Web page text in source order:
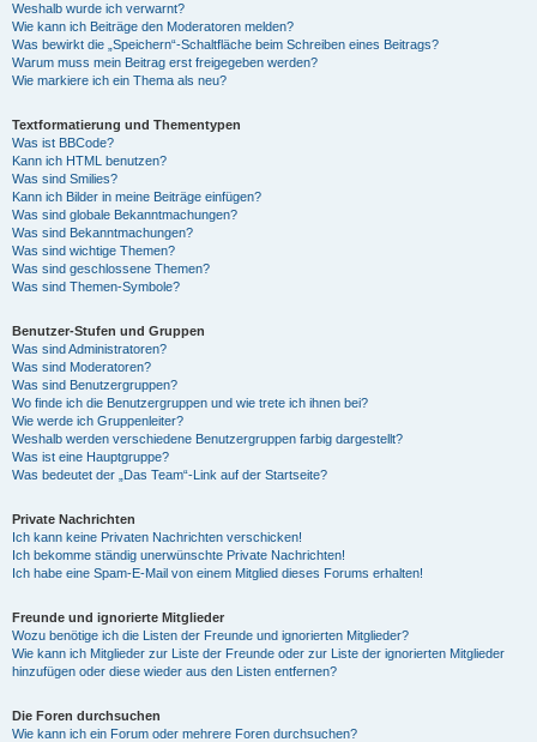
Weshalb wurde ich verwarnt?
Wie kann ich Beiträge den Moderatoren melden?
Was bewirkt die „Speichern“-Schaltfläche beim Schreiben eines Beitrags?
Warum muss mein Beitrag erst freigegeben werden?
Wie markiere ich ein Thema als neu?
Textformatierung und Thementypen
Was ist BBCode?
Kann ich HTML benutzen?
Was sind Smilies?
Kann ich Bilder in meine Beiträge einfügen?
Was sind globale Bekanntmachungen?
Was sind Bekanntmachungen?
Was sind wichtige Themen?
Was sind geschlossene Themen?
Was sind Themen-Symbole?
Benutzer-Stufen und Gruppen
Was sind Administratoren?
Was sind Moderatoren?
Was sind Benutzergruppen?
Wo finde ich die Benutzergruppen und wie trete ich ihnen bei?
Wie werde ich Gruppenleiter?
Weshalb werden verschiedene Benutzergruppen farbig dargestellt?
Was ist eine Hauptgruppe?
Was bedeutet der „Das Team“-Link auf der Startseite?
Private Nachrichten
Ich kann keine Privaten Nachrichten verschicken!
Ich bekomme ständig unerwünschte Private Nachrichten!
Ich habe eine Spam-E-Mail von einem Mitglied dieses Forums erhalten!
Freunde und ignorierte Mitglieder
Wozu benötige ich die Listen der Freunde und ignorierten Mitglieder?
Wie kann ich Mitglieder zur Liste der Freunde oder zur Liste der ignorierten Mitglieder
hinzufügen oder diese wieder aus den Listen entfernen?
Die Foren durchsuchen
Wie kann ich ein Forum oder mehrere Foren durchsuchen?